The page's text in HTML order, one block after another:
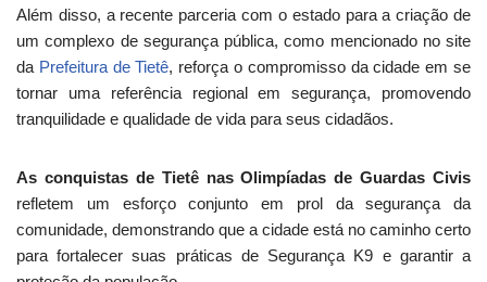
Além disso, a recente parceria com o estado para a criação de
um complexo de segurança pública, como mencionado no site
da Prefeitura de Tietê, reforça o compromisso da cidade em se
tornar uma referência regional em segurança, promovendo
tranquilidade e qualidade de vida para seus cidadãos.
As conquistas de Tietê nas Olimpíadas de Guardas Civis
refletem um esforço conjunto em prol da segurança da
comunidade, demonstrando que a cidade está no caminho certo
para fortalecer suas práticas de Segurança K9 e garantir a